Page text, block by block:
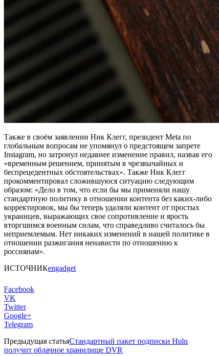
Также в своём заявлении Ник Клегг, президент Meta по
глобальным вопросам не упомянул о предстоящем запрете
Instagram, но затронул недавнее изменение правил, назвав его
«временным решением, принятым в чрезвычайных и
беспрецедентных обстоятельствах». Также Ник Клегг
прокомментировал сложившуюся ситуацию следующим
образом: «Дело в том, что если бы мы применяли нашу
стандартную политику в отношении контента без каких-либо
корректировок, мы бы теперь удаляли контент от простых
украинцев, выражающих свое сопротивление и ярость
вторгшимся военным силам, что справедливо считалось бы
неприемлемым. Нет никаких изменений в нашей политике в
отношении разжигания ненависти по отношению к
россиянам».
ИСТОЧНИКengadget
Facebook
VK
Twitter
Google+
Telegram
Предыдущая статьяСтандартный пакет подписки Hulu
получит облачное хранилище DVR